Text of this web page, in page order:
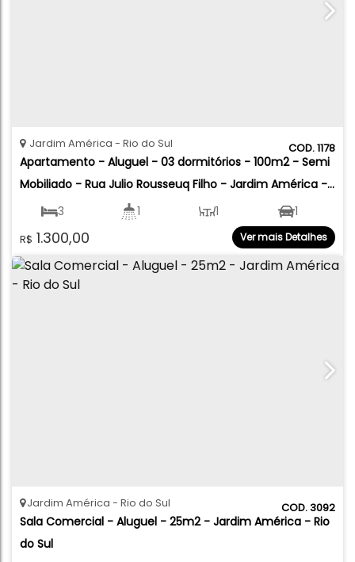
1178
Apartamento - Aluguel - 03 dormitórios - 100m2 - Semi
Mobiliado - Rua Julio Rousseuq Filho - Jardim América -
Rio do Sul
R$ 1.300,00
Jardim América Rio do Sul
3 1 1
100.00m²
1
Ver mais Detalhes
3092
Sala Comercial - Aluguel - 25m2 - Jardim América - Rio
do Sul
Jardim América Rio do Sul